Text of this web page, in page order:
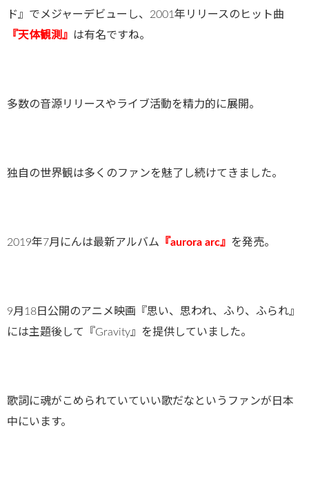
ド』でメジャーデビューし、2001年リリースのヒット曲
『天体観測』 は有名ですね。
多数の音源リリースやライブ活動を精力的に展開。
独自の世界観は多くのファンを魅了し続けてきました。
2019年7月にんは最新アルバム 『aurora arc』 を発売。
9月18日公開のアニメ映画『思い、思われ、ふり、ふられ』
には主題後して『Gravity』を提供していました。
歌詞に魂がこめられていていい歌だなというファンが日本
中にいます。